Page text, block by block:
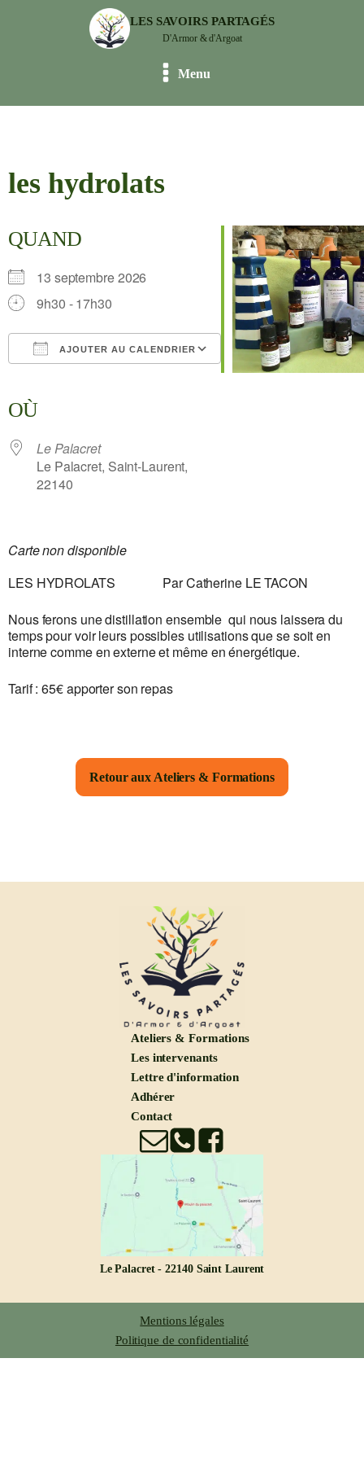
LES SAVOIRS PARTAGÉS
D'Armor & d'Argoat
Menu
les hydrolats
QUAND
13 septembre 2026
9h30 - 17h30
AJOUTER AU CALENDRIER
Outlook Live
OÙ
Le Palacret
Le Palacret, Saint-Laurent,
22140
Carte non disponible
LES HYDROLATS Par Catherine LE TACON
Nous ferons une distillation ensemble qui nous laissera du
temps pour voir leurs possibles utilisations que se soit en
interne comme en externe et même en énergétique.
Tarif : 65€ apporter son repas
Retour aux Ateliers & Formations
Ateliers & Formations
Les intervenants
Lettre d'information
Adhérer
Contact
Le Palacret - 22140 Saint Laurent
Mentions légales
Politique de confidentialité